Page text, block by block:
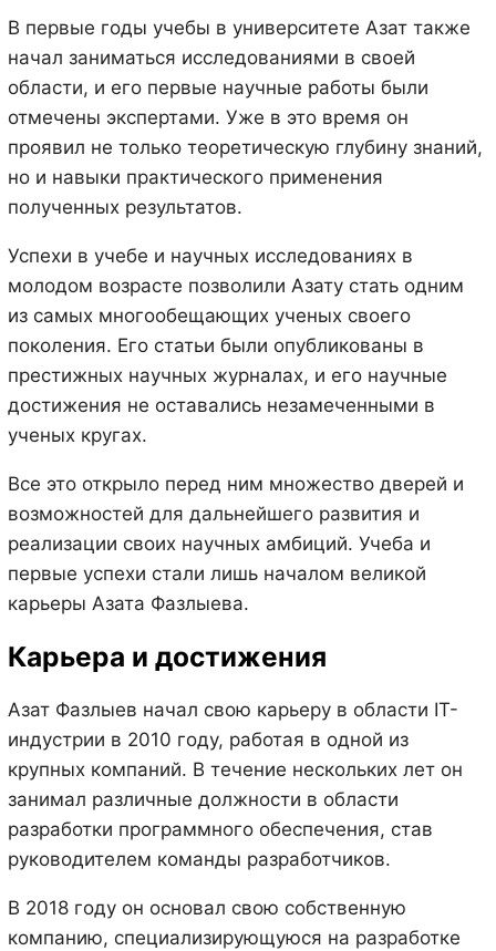
В первые годы учебы в университете Азат также
начал заниматься исследованиями в своей
области, и его первые научные работы были
отмечены экспертами. Уже в это время он
проявил не только теоретическую глубину знаний,
но и навыки практического применения
полученных результатов.
Успехи в учебе и научных исследованиях в
молодом возрасте позволили Азату стать одним
из самых многообещающих ученых своего
поколения. Его статьи были опубликованы в
престижных научных журналах, и его научные
достижения не оставались незамеченными в
ученых кругах.
Все это открыло перед ним множество дверей и
возможностей для дальнейшего развития и
реализации своих научных амбиций. Учеба и
первые успехи стали лишь началом великой
карьеры Азата Фазлыева.
Карьера и достижения
Азат Фазлыев начал свою карьеру в области IT-
индустрии в 2010 году, работая в одной из
крупных компаний. В течение нескольких лет он
занимал различные должности в области
разработки программного обеспечения, став
руководителем команды разработчиков.
В 2018 году он основал свою собственную
компанию, специализирующуюся на разработке